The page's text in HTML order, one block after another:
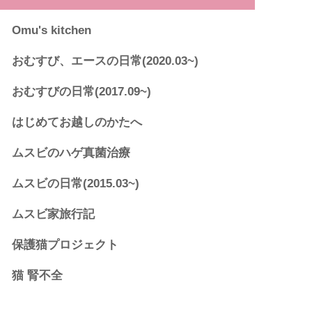
Omu's kitchen
おむすび、エースの日常(2020.03~)
おむすびの日常(2017.09~)
はじめてお越しのかたへ
ムスビのハゲ真菌治療
ムスビの日常(2015.03~)
ムスビ家旅行記
保護猫プロジェクト
猫 腎不全